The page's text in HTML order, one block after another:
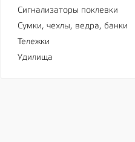
Сигнализаторы поклевки
Сумки, чехлы, ведра, банки
Тележки
Удилища